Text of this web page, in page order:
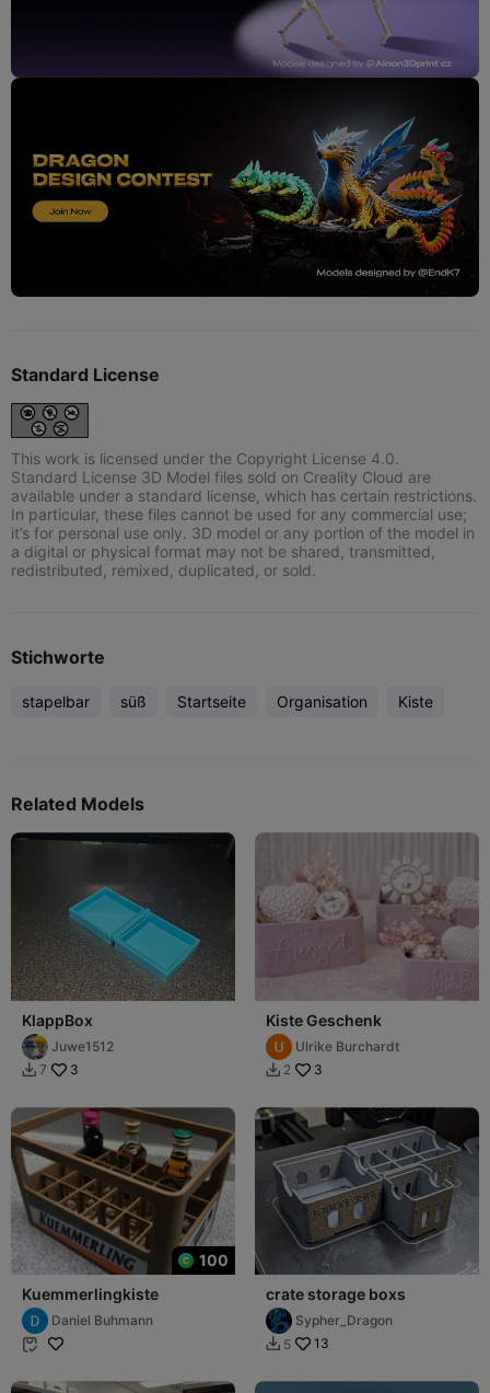
Standard License
This work is licensed under the Copyright License 4.0.
Standard License 3D Model files sold on Creality Cloud are
available under a standard license, which has certain restrictions.
In particular, these files cannot be used for any commercial use;
it’s for personal use only. 3D model or any portion of the model in
a digital or physical format may not be shared, transmitted,
redistributed, remixed, duplicated, or sold.
Stichworte
stapelbar süß Startseite Organisation Kiste
Related Models
KlappBox
Juwe1512
 7 3
Kiste Geschenk
Ulrike Burchardt
 2 3
100
Kuemmerlingkiste
Daniel Buhmann

crate storage boxs
Sypher_Dragon
 5 13